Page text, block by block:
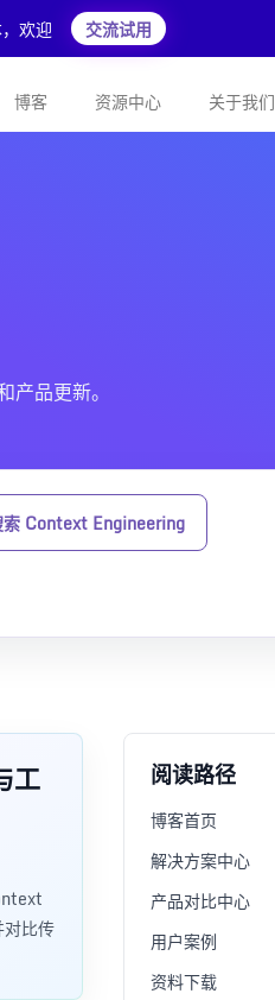
欢迎 交流试用
博客 资源中心 关于我们
品更新。
Context Engineering
工
比传
阅读路径
博客首页
解决方案中心
产品对比中心
用户案例
资料下载